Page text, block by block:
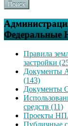
Поиск
Правила
застройки
Документы
(143)
Документы
средств (11)
Проекты
Публичные